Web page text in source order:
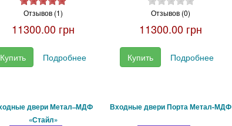
Отзывов (1)
11300.00 грн
Купить Подробнее
Отзывов (0)
11300.00 грн
Купить Подробнее
двери Метал–МДФ
«Стайл»
Входные двери Порта Метал-МДФ